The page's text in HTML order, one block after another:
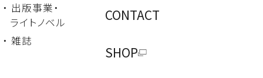
・ 出版事業・
ライトノベル
・ 雑誌
CONTACT
SHOP